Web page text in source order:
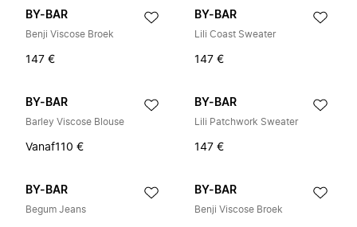
BY-BAR
Benji Viscose Broek
147 €
BY-BAR
Lili Coast Sweater
147 €
BY-BAR
Barley Viscose Blouse
Vanaf110 €
BY-BAR
Lili Patchwork Sweater
147 €
BY-BAR
Begum Jeans
BY-BAR
Benji Viscose Broek